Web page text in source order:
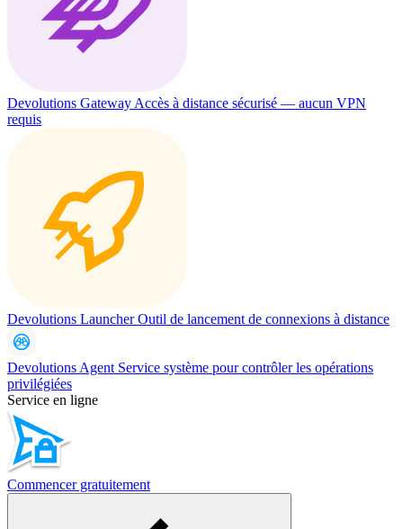
Devolutions Gateway Accès à distance sécurisé — aucun VPN
requis
Devolutions Launcher Outil de lancement de connexions à distance
Devolutions Agent Service système pour contrôler les opérations
privilégiées
Service en ligne
Commencer gratuitement